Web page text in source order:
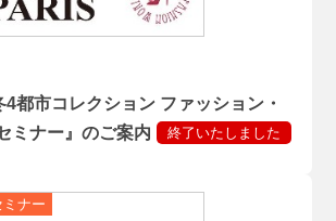
4都市コレクション ファッション・
ミナー』のご案内